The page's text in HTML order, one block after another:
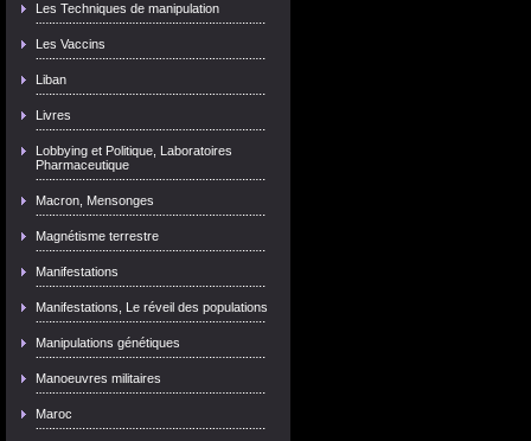
Les Techniques de manipulation
Les Vaccins
Liban
Livres
Lobbying et Politique, Laboratoires
Pharmaceutique
Macron, Mensonges
Magnétisme terrestre
Manifestations
Manifestations, Le réveil des populations
Manipulations génétiques
Manoeuvres militaires
Maroc